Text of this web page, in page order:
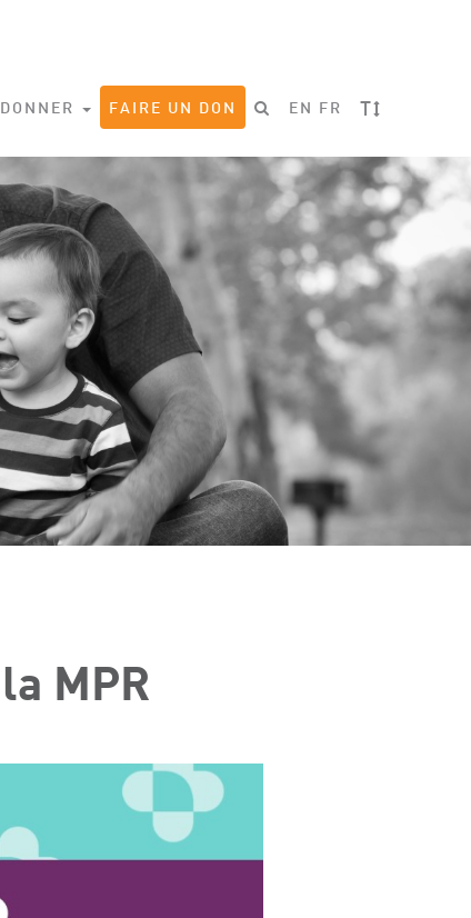
FAIRE UN DON EN FR T
MPR